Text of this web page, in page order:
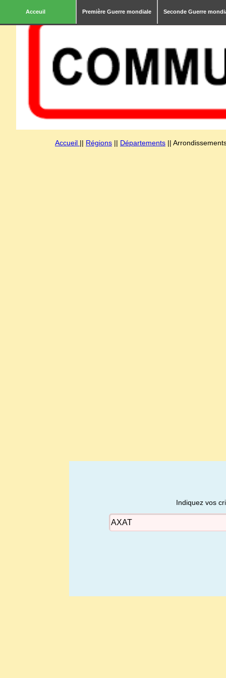
Acceuil Première Guerre mondiale Seconde Guerre
Accueil || Régions || Départements ||
Indiquez vos